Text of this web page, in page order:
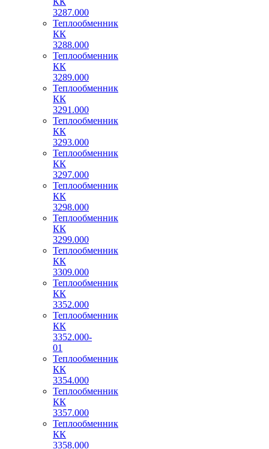
3287.000
Теплообменник
КК
3288.000
Теплообменник
КК
3289.000
Теплообменник
КК
3291.000
Теплообменник
КК
3293.000
Теплообменник
КК
3297.000
Теплообменник
КК
3298.000
Теплообменник
КК
3299.000
Теплообменник
КК
3309.000
Теплообменник
КК
3352.000
Теплообменник
КК
3352.000-
01
Теплообменник
КК
3354.000
Теплообменник
КК
3357.000
Теплообменник
КК
3358.000